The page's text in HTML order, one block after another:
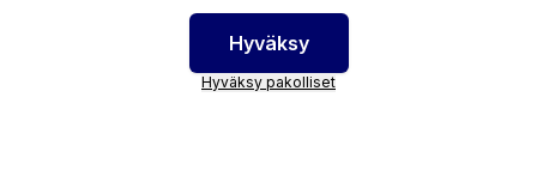
Hyväksy
Hyväksy pakolliset